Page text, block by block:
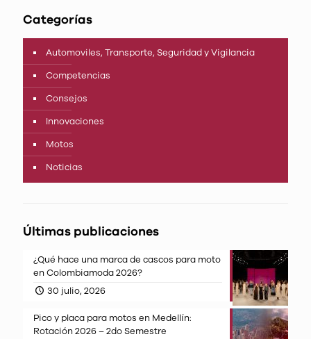
Categorías
Automoviles, Transporte, Seguridad y Vigilancia
Competencias
Consejos
Innovaciones
Motos
Noticias
Últimas publicaciones
¿Qué hace una marca de cascos para moto
en Colombiamoda 2026?
30 julio, 2026
Pico y placa para motos en Medellín:
Rotación 2026 – 2do Semestre